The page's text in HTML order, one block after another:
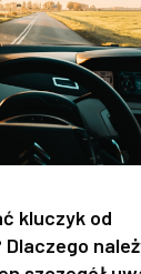
kluczyk od